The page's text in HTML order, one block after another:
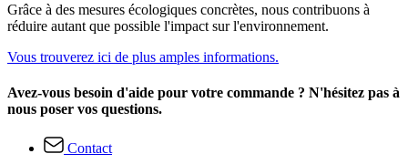
Grâce à des mesures écologiques concrètes, nous contribuons à
réduire autant que possible l'impact sur l'environnement.
Vous trouverez ici de plus amples informations.
Avez-vous besoin d'aide pour votre commande ? N'hésitez pas à
nous poser vos questions.
Contact